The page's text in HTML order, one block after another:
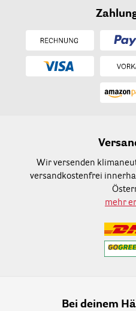
Wir versenden
versandkostenfrei
mehr
Bei deinem